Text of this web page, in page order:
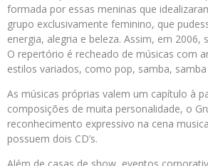
formada por essas meninas que
grupo exclusivamente feminino, que
energia, alegria e beleza. Assim, em 2006,
O repertório é recheado de músicas com
estilos variados, como pop, samba,
As músicas próprias valem um capítulo à
composições de muita personalidade, o
reconhecimento expressivo na cena
possuem dois CD’s.